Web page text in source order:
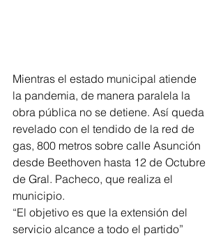
Mientras el estado municipal atiende
la pandemia, de manera paralela la
obra pública no se detiene. Así queda
revelado con el tendido de la red de
gas, 800 metros sobre calle Asunción
desde Beethoven hasta 12 de Octubre
de Gral. Pacheco, que realiza el
municipio.
“El objetivo es que la extensión del
servicio alcance a todo el partido”